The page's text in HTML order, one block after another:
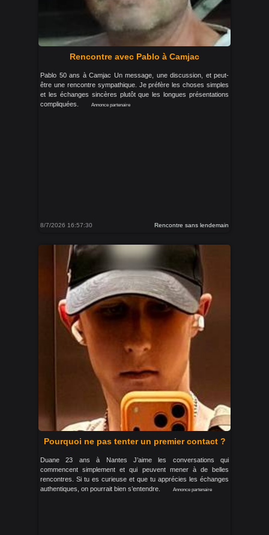
Rencontre avec Pablo à Camjac
Pablo 50 ans à Camjac Un message, une discussion, et peut-
être une rencontre sympathique. Je préfère les choses simples
et les échanges sincères plutôt que les longues présentations
compliquées.
Annonce partenaire
8/7/2026 16:57:30 Rencontre sans lendemain
Pourquoi ne pas tenter un premier contact ?
Duane 23 ans à Nantes J’aime les conversations qui
commencent simplement et qui peuvent mener à de belles
rencontres. Si tu es curieuse et que tu apprécies les échanges
authentiques, on pourrait bien s’entendre.
Annonce partenaire